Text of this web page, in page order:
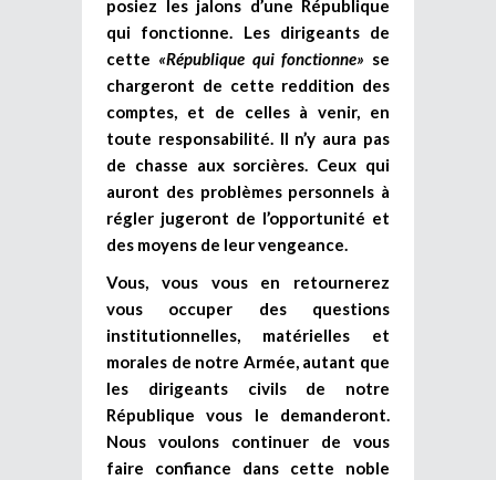
posiez les jalons d’une République
qui fonctionne. Les dirigeants de
cette «République qui fonctionne» se
chargeront de cette reddition des
comptes, et de celles à venir, en
toute responsabilité. Il n’y aura pas
de chasse aux sorcières. Ceux qui
auront des problèmes personnels à
régler jugeront de l’opportunité et
des moyens de leur vengeance.
Vous, vous vous en retournerez
vous occuper des questions
institutionnelles, matérielles et
morales de notre Armée, autant que
les dirigeants civils de notre
République vous le demanderont.
Nous voulons continuer de vous
faire confiance dans cette noble